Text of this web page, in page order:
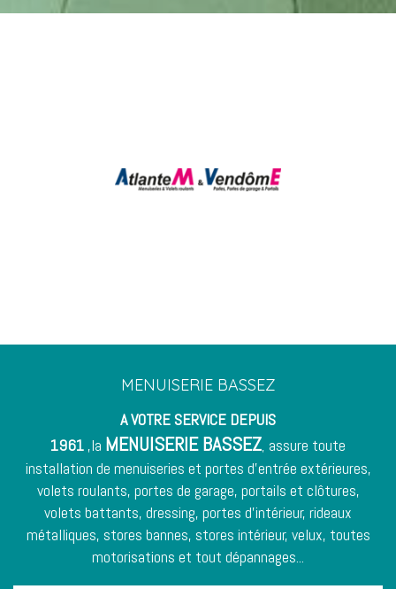
MENUISERIE BASSEZ
A VOTRE SERVICE DEPUIS
1961 ,la MENUISERIE BASSEZ, assure toute
installation de menuiseries et portes d'entrée extérieures,
volets roulants, portes de garage, portails et clôtures,
volets battants, dressing, portes d'intérieur, rideaux
métalliques, stores bannes, stores intérieur, velux, toutes
motorisations et tout dépannages...